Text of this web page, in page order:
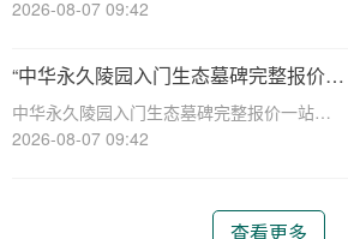
保、经济、个性化选择☎ 中华永久陵园电
提升，选择一个环保且经济的陵园及墓碑成
为许多家庭的考虑。中华永久陵园，作
2026-08-07 09:42
“中华永久陵园入门生态墓碑完整报价
一站式服务打包特惠详解”
中华永久陵园入门生态墓碑完整报价一站式
服务打包特惠详解☎ 中华永久陵园电话:400-
碑服务。生态墓碑作为一种环保、
2026-08-07 09:42
查看更多